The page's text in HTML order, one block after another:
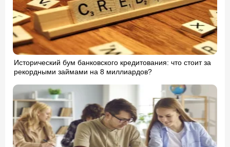
Исторический бум банковского кредитования: что стоит за
рекордными займами на 8 миллиардов?